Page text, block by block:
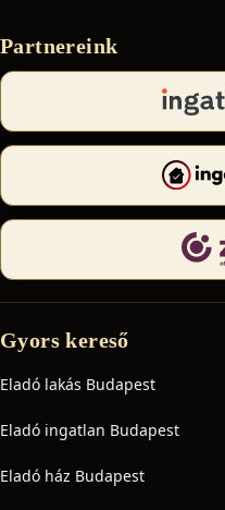
Partnereink
Gyors kereső
Eladó lakás Budapest
Eladó ingatlan Budapest
Eladó ház Budapest